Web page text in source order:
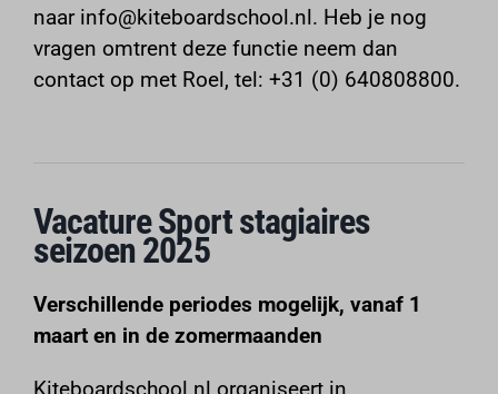
naar info@kiteboardschool.nl. Heb je nog
vragen omtrent deze functie neem dan
contact op met Roel, tel: +31 (0) 640808800.
Vacature Sport stagiaires
seizoen 2025
Verschillende periodes mogelijk, vanaf 1
maart en in de zomermaanden